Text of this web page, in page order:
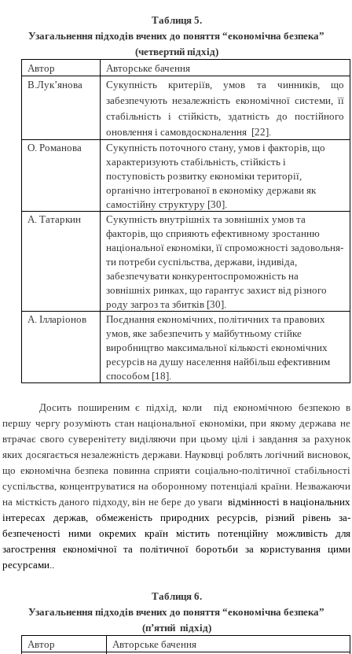
Таблиця 5.
Узагальнення підходів вчених до поняття “економічна безпека”
(четвертий підхід)
Автор
Авторське бачення
В.Лук’янова
Сукупність критеріїв, умов та чинників, що
забезпечують незалежність економічної системи, її
стабільність і стійкість, здатність до постійного
оновлення і самовдосконалення [22].
О. Романова
Сукупність поточного стану, умов і факторів, що
характеризують стабільність, стійкість і
поступовість розвитку економіки території,
органічно інтегрованої в економіку держави як
самостійну структуру [30].
А. Татаркин
Сукупність внутрішніх та зовнішніх умов та
факторів, що сприяють ефективно­му зростанню
національної економіки, її спроможності задовольня­
ти потреби суспільства, держави, індивіда,
забезпечувати конкурен­тоспроможність на
зовнішніх ринках, що гарантує захист від різно­го
роду загроз та збитків [30].
А. Ілларіонов
Поєднання економічних, політичних та правових
умов, яке забезпе­чить у майбутньому стійке
виробництво максимальної кількості еко­номічних
ресурсів на душу населення найбільш ефективним
способом [18].
Досить поширеним є підхід, коли під економічною безпекою в
першу чергу розуміють стан національної економіки, при якому держава не
втрачає свого суверенітету виділяючи при цьому цілі і завдання за рахунок
яких досягається незалежність держави. Науковці роблять логічний висновок,
що економічна безпека повинна сприяти соціально-політичної стабільності
суспільства, концентруватися на оборонному потенціалі країни. Незважаючи
на місткість даного підходу, він не бере до уваги відмінності в національних
інтересах держав, обмеженість природних ресурсів, різний рівень за­
безпеченості ними окремих країн містить потенційну можливість для
загострення економічної та політичної боротьби за користу­вання цими
ресурсами..
Таблиця 6.
Узагальнення підходів вчених до поняття “економічна безпека”
(п’ятий підхід)
Автор
Авторське бачення